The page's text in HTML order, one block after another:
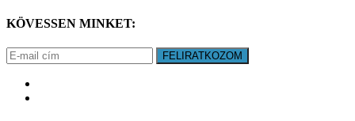
KÖVESSEN MINKET:
FELIRATKOZOM